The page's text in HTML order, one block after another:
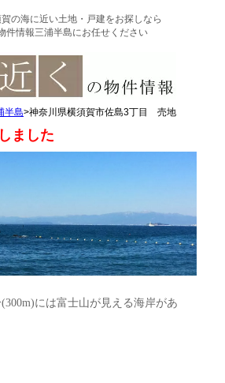
の海に近い土地・戸建をお探しなら
件情報三浦半島にお任せください
半島>神奈川県横須賀市佐島3丁目 売地
ました
には富士山が見える海岸があ